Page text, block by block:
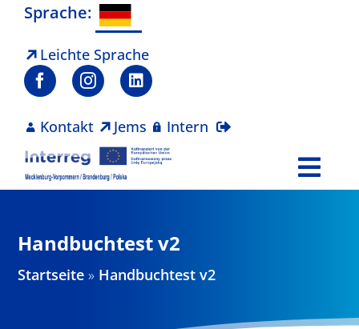
Zum
springen
Sprache:
Leichte Sprache
Kontakt Jems Intern
Projekte
Handbuchtest v2
Startseite » Handbuchtest v2